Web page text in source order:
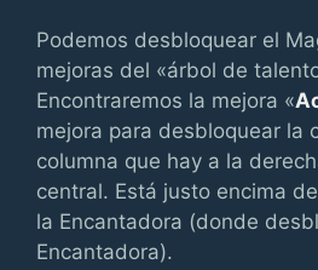
Podemos desbloquear el
mejoras del «árbol de
Encontraremos la mejora «
mejora para desbloquear la
columna que hay a la
central. Está justo encima
la Encantadora (donde
Encantadora).